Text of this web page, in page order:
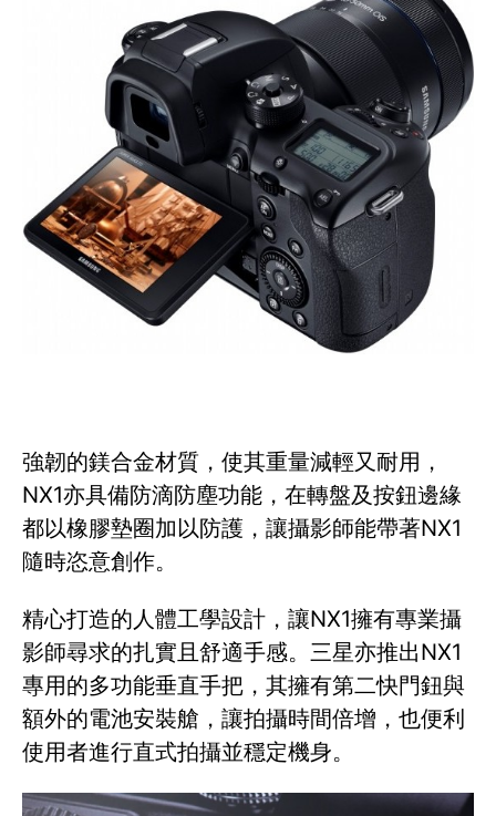
強韌的鎂合金材質，使其重量減輕又耐用，
NX1亦具備防滴防塵功能，在轉盤及按鈕邊緣
都以橡膠墊圈加以防護，讓攝影師能帶著NX1
隨時恣意創作。
精心打造的人體工學設計，讓NX1擁有專業攝
影師尋求的扎實且舒適手感。三星亦推出NX1
專用的多功能垂直手把，其擁有第二快門鈕與
額外的電池安裝艙，讓拍攝時間倍增，也便利
使用者進行直式拍攝並穩定機身。